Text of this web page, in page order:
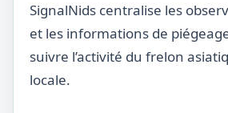
SignalNids centralise les
et les informations de
suivre l’activité du frelon
locale.